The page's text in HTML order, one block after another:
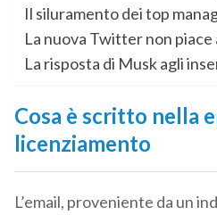
Il siluramento dei top
La nuova Twitter non
La risposta di Musk agli
Cosa è scritto nella
licenziamento
L’email, proveniente da un